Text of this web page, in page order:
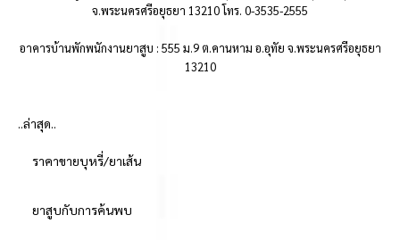
จ.พระนครศรีอยุธยา 13210 โทร. 0-3535-2555
อาคารบ้านพักพนักงานยาสูบ : 555 ม.9 ต.คานหาม อ.อุทัย จ.พระนครศรีอยุธยา
13210
..ล่าสุด..
ราคาขายบุหรี่/ยาเส้น
ยาสูบกับการค้นพบ